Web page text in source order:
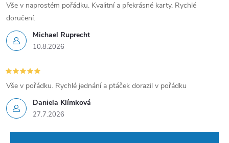
Michael Ruprecht
10.8.2026
Vše v naprostém pořádku. Kvalitní a překrásné karty. Rychlé
doručení.
Daniela Klímková
27.7.2026
Vše v pořádku. Rychlé jednání a ptáček dorazil v pořádku